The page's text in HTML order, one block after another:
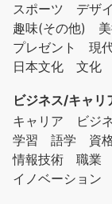
スポーツ
デザ
趣味(その他)
プレゼント
現
日本文化
文化
ビジネス/キャリ
キャリア
ビジ
学習
語学 資
情報技術
職業
イノベーション